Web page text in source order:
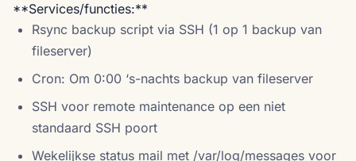
**Services/functies:**
Rsync backup script via SSH (1 op 1 backup van
fileserver)
Cron: Om 0:00 ‘s-nachts backup van fileserver
SSH voor remote maintenance op een niet
standaard SSH poort
Wekelijkse status mail met /var/log/messages voor